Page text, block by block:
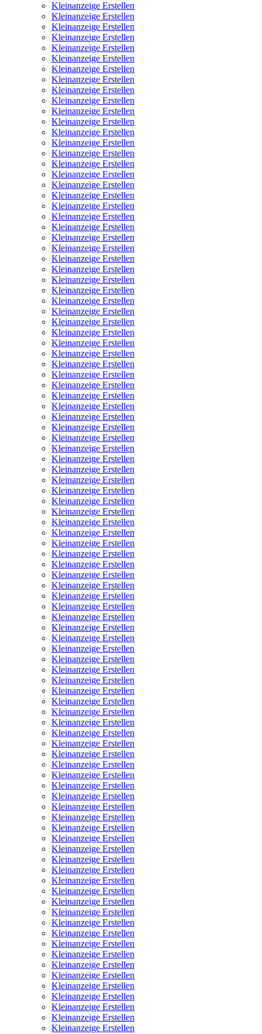
Kleinanzeige Erstellen
Kleinanzeige Erstellen
Kleinanzeige Erstellen
Kleinanzeige Erstellen
Kleinanzeige Erstellen
Kleinanzeige Erstellen
Kleinanzeige Erstellen
Kleinanzeige Erstellen
Kleinanzeige Erstellen
Kleinanzeige Erstellen
Kleinanzeige Erstellen
Kleinanzeige Erstellen
Kleinanzeige Erstellen
Kleinanzeige Erstellen
Kleinanzeige Erstellen
Kleinanzeige Erstellen
Kleinanzeige Erstellen
Kleinanzeige Erstellen
Kleinanzeige Erstellen
Kleinanzeige Erstellen
Kleinanzeige Erstellen
Kleinanzeige Erstellen
Kleinanzeige Erstellen
Kleinanzeige Erstellen
Kleinanzeige Erstellen
Kleinanzeige Erstellen
Kleinanzeige Erstellen
Kleinanzeige Erstellen
Kleinanzeige Erstellen
Kleinanzeige Erstellen
Kleinanzeige Erstellen
Kleinanzeige Erstellen
Kleinanzeige Erstellen
Kleinanzeige Erstellen
Kleinanzeige Erstellen
Kleinanzeige Erstellen
Kleinanzeige Erstellen
Kleinanzeige Erstellen
Kleinanzeige Erstellen
Kleinanzeige Erstellen
Kleinanzeige Erstellen
Kleinanzeige Erstellen
Kleinanzeige Erstellen
Kleinanzeige Erstellen
Kleinanzeige Erstellen
Kleinanzeige Erstellen
Kleinanzeige Erstellen
Kleinanzeige Erstellen
Kleinanzeige Erstellen
Kleinanzeige Erstellen
Kleinanzeige Erstellen
Kleinanzeige Erstellen
Kleinanzeige Erstellen
Kleinanzeige Erstellen
Kleinanzeige Erstellen
Kleinanzeige Erstellen
Kleinanzeige Erstellen
Kleinanzeige Erstellen
Kleinanzeige Erstellen
Kleinanzeige Erstellen
Kleinanzeige Erstellen
Kleinanzeige Erstellen
Kleinanzeige Erstellen
Kleinanzeige Erstellen
Kleinanzeige Erstellen
Kleinanzeige Erstellen
Kleinanzeige Erstellen
Kleinanzeige Erstellen
Kleinanzeige Erstellen
Kleinanzeige Erstellen
Kleinanzeige Erstellen
Kleinanzeige Erstellen
Kleinanzeige Erstellen
Kleinanzeige Erstellen
Kleinanzeige Erstellen
Kleinanzeige Erstellen
Kleinanzeige Erstellen
Kleinanzeige Erstellen
Kleinanzeige Erstellen
Kleinanzeige Erstellen
Kleinanzeige Erstellen
Kleinanzeige Erstellen
Kleinanzeige Erstellen
Kleinanzeige Erstellen
Kleinanzeige Erstellen
Kleinanzeige Erstellen
Kleinanzeige Erstellen
Kleinanzeige Erstellen
Kleinanzeige Erstellen
Kleinanzeige Erstellen
Kleinanzeige Erstellen
Kleinanzeige Erstellen
Kleinanzeige Erstellen
Kleinanzeige Erstellen
Kleinanzeige Erstellen
Kleinanzeige Erstellen
Kleinanzeige Erstellen
Kleinanzeige Erstellen